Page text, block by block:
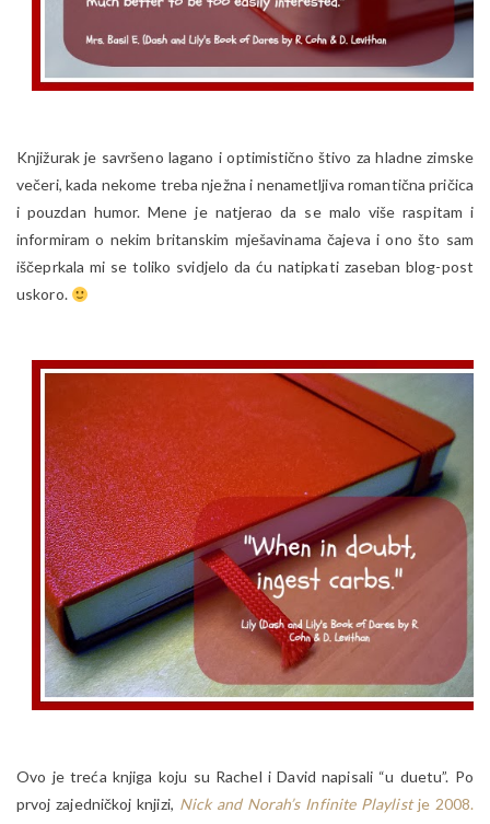
Knjižurak je savršeno lagano i optimistično štivo za hladne zimske
večeri, kada nekome treba nježna i nenametljiva romantična pričica
i pouzdan humor. Mene je natjerao da se malo više raspitam i
informiram o nekim britanskim mješavinama čajeva i ono što sam
iščeprkala mi se toliko svidjelo da ću natipkati zaseban blog-post
uskoro.
Ovo je treća knjiga koju su Rachel i David napisali “u duetu”. Po
prvoj zajedničkoj knjizi, Nick and Norah’s Infinite Playlistje 2008.